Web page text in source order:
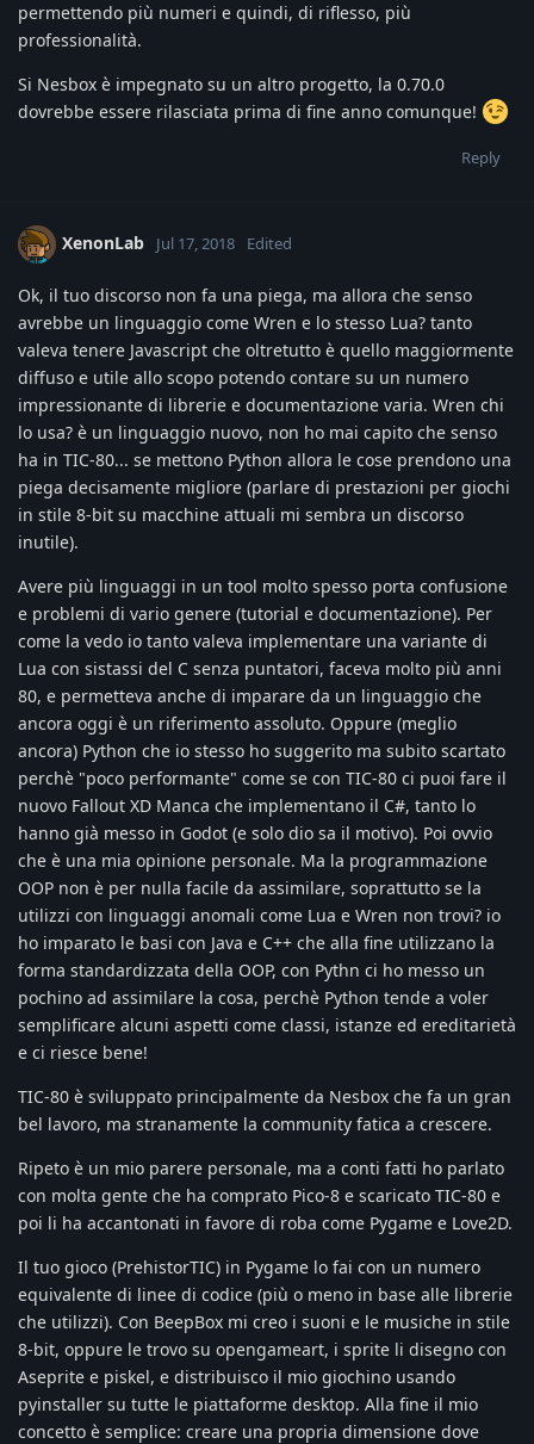
permettendo più numeri e quindi, di riflesso, più
professionalità.
Si Nesbox è impegnato su un altro progetto, la 0.70.0
dovrebbe essere rilasciata prima di fine anno comunque!
Reply
XenonLab Jul 17, 2018 Edited
Ok, il tuo discorso non fa una piega, ma allora che senso
avrebbe un linguaggio come Wren e lo stesso Lua? tanto
valeva tenere Javascript che oltretutto è quello maggiormente
diffuso e utile allo scopo potendo contare su un numero
impressionante di librerie e documentazione varia. Wren chi
lo usa? è un linguaggio nuovo, non ho mai capito che senso
ha in TIC-80... se mettono Python allora le cose prendono una
piega decisamente migliore (parlare di prestazioni per giochi
in stile 8-bit su macchine attuali mi sembra un discorso
inutile).
Avere più linguaggi in un tool molto spesso porta confusione
e problemi di vario genere (tutorial e documentazione). Per
come la vedo io tanto valeva implementare una variante di
Lua con sistassi del C senza puntatori, faceva molto più anni
80, e permetteva anche di imparare da un linguaggio che
ancora oggi è un riferimento assoluto. Oppure (meglio
ancora) Python che io stesso ho suggerito ma subito scartato
perchè "poco performante" come se con TIC-80 ci puoi fare il
nuovo Fallout XD Manca che implementano il C#, tanto lo
hanno già messo in Godot (e solo dio sa il motivo). Poi ovvio
che è una mia opinione personale. Ma la programmazione
OOP non è per nulla facile da assimilare, soprattutto se la
utilizzi con linguaggi anomali come Lua e Wren non trovi? io
ho imparato le basi con Java e C++ che alla fine utilizzano la
forma standardizzata della OOP, con Pythn ci ho messo un
pochino ad assimilare la cosa, perchè Python tende a voler
semplificare alcuni aspetti come classi, istanze ed ereditarietà
e ci riesce bene!
TIC-80 è sviluppato principalmente da Nesbox che fa un gran
bel lavoro, ma stranamente la community fatica a crescere.
Ripeto è un mio parere personale, ma a conti fatti ho parlato
con molta gente che ha comprato Pico-8 e scaricato TIC-80 e
poi li ha accantonati in favore di roba come Pygame e Love2D.
Il tuo gioco (PrehistorTIC) in Pygame lo fai con un numero
equivalente di linee di codice (più o meno in base alle librerie
che utilizzi). Con BeepBox mi creo i suoni e le musiche in stile
8-bit, oppure le trovo su opengameart, i sprite li disegno con
Aseprite e piskel, e distribuisco il mio giochino usando
pyinstaller su tutte le piattaforme desktop. Alla fine il mio
concetto è semplice: creare una propria dimensione dove